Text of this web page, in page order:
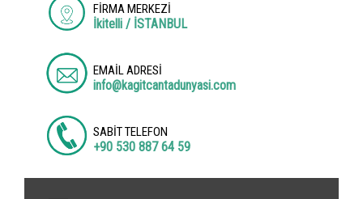
FİRMA MERKEZİ
İkitelli / İSTANBUL
EMAİL ADRESİ
info@kagitcantadunyasi.com
SABİT TELEFON
+90 530 887 64 59